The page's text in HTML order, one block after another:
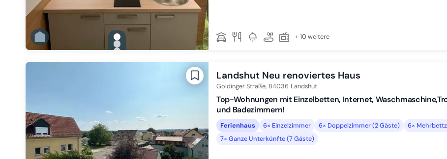
gallery.slide_selector
Zu Slide 1 wechseln
Zu Slide 2 wechseln
+ 10 weitere
Landshut Neu renoviertes Haus
Goldinger Straße, 84036 Landshut
Top-Wohnungen mit Einzelbetten, Internet,
und Badezimmern!
Ferienhaus 6× Einzelzimmer 6× Doppelzimmer (2 Gäste)
6×
7× Ganze Unterkünfte (7 Gäste)